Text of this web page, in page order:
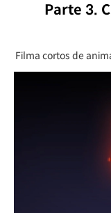
Parte 3.
Filma cortos de